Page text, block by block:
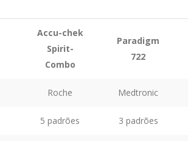
Accu-chek
Spirit-
Combo
Paradigm
722
Roche Medtronic
5 padrões 3 padrões